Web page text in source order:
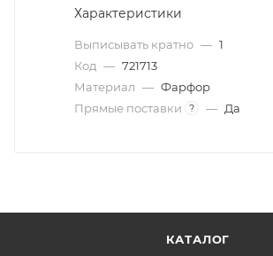
Характеристики
Выписывать кратно — 1
Код — 721713
Материал — Фарфор
Прямые поставки
? — Да
КАТАЛОГ